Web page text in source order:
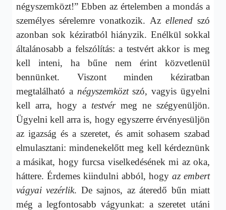
négyszemközt!” Ebben az értelemben a mondás a
személyes sérelemre vonatkozik. Az ellenedszó
azonban sok kéziratból hiányzik. Enélkül sokkal
általánosabb a felszólítás: a testvért akkor is meg
kell inteni, ha bűne nem érint közvetlenül
bennünket. Viszont minden kéziratban
megtalálható a négyszemköztszó, vagyis ügyelni
kell arra, hogy a testvérmeg ne szégyenüljön.
Ügyelni kell arra is, hogy egyszerre érvényesüljön
az igazság és a szeretet, és amit sohasem szabad
elmulasztani: mindenekelőtt meg kell kérdeznünk
a másikat, hogy furcsa viselkedésének mi az oka,
háttere. Érdemes kiindulni abból, hogy az embert
vágyai vezérlik. De sajnos, az áteredő bűn miatt
még a legfontosabb vágyunkat: a szeretet utáni